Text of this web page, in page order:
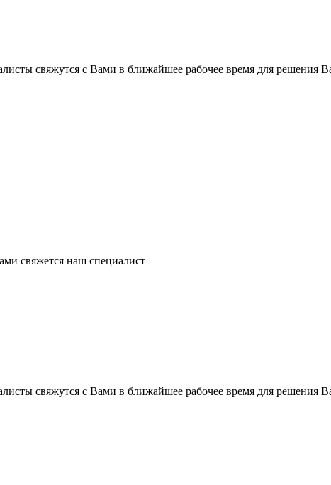
свяжутся с Вами в ближайшее рабочее время для решения
свяжется наш специалист
свяжутся с Вами в ближайшее рабочее время для решения